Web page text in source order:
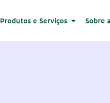
Produtos e Serviços Sobre